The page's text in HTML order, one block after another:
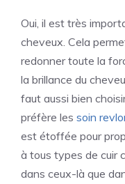
Oui, il est très
cheveux. Cela
redonner toute la
la brillance du
faut aussi bien
préfère les soin
est étoffée pour
à tous types de cuir
dans ceux-là que